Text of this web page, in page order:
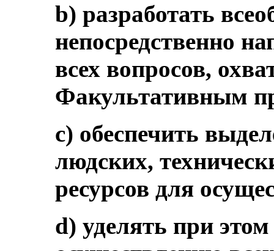
b) разработать
непосредственно
всех вопросов,
Факультативным
c) обеспечить
людских,
ресурсов для
d) уделять при